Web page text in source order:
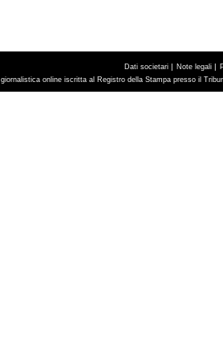
Dati societari | Note legali |
online iscritta al Registro della Stampa presso il